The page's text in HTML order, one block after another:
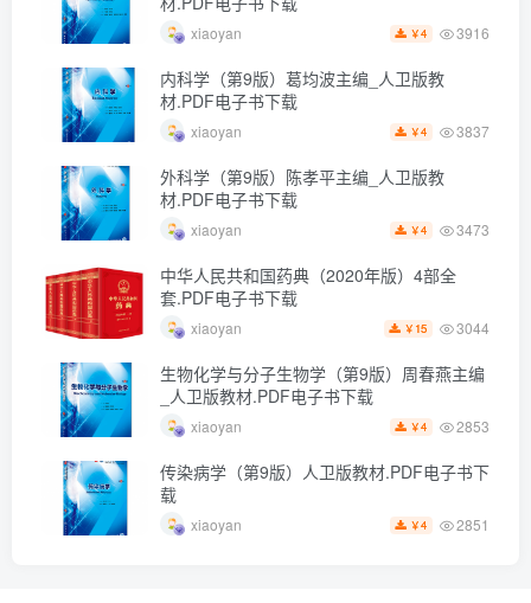
xiaoyan ￥4 3916
内科学（第9版）葛均波主编_人卫版教
材.PDF电子书下载
xiaoyan ￥4 3837
外科学（第9版）陈孝平主编_人卫版教
材.PDF电子书下载
xiaoyan ￥4 3473
中华人民共和国药典（2020年版）4部全
套.PDF电子书下载
xiaoyan ￥ 15 3044
生物化学与分子生物学（第9版）周春燕主编
_人卫版教材.PDF电子书下载
xiaoyan ￥4 2853
传染病学（第9版）人卫版教材.PDF电子书下
载
xiaoyan ￥4 2851